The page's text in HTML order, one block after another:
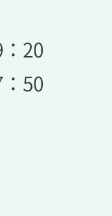
20
50